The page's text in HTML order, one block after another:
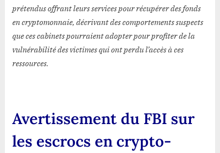
prétendus offrant leurs services pour récupérer des fonds
en cryptomonnaie, décrivant des comportements suspects
que ces cabinets pourraient adopter pour profiter de la
vulnérabilité des victimes qui ont perdu l’accès à ces
ressources.
Avertissement du FBI sur
les escrocs en crypto-